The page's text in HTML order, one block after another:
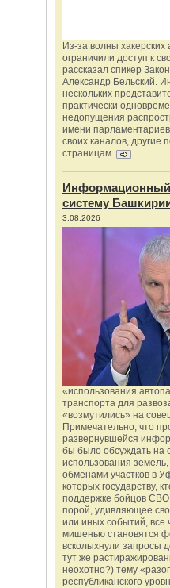
Из‑за волны
ограничили доступ к
рассказал спикер
Александр Бельский.
нескольких
практически
недопущения
имени
своих каналов, другие
страницам.
Информационный
систему
3.08.2026
«использования
транспорта для
«возмутились» на
Примечательно, что
развернувшейся
бы было обсуждать на
использования
обменами участков в
которых государству,
поддержке бойцов
порой, удивляющее
или иных событий, все
мишенью становятся
всколыхнули запросы
тут же
неохотно?) тему
республиканского